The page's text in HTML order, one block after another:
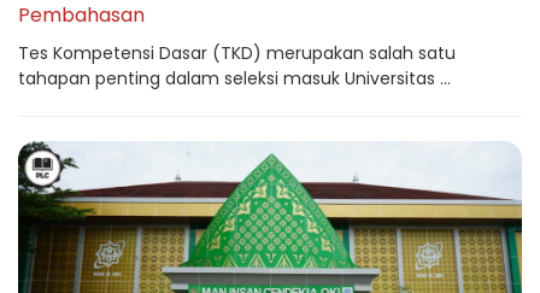
Pembahasan
Tes Kompetensi Dasar (TKD) merupakan salah satu
tahapan penting dalam seleksi masuk Universitas ...